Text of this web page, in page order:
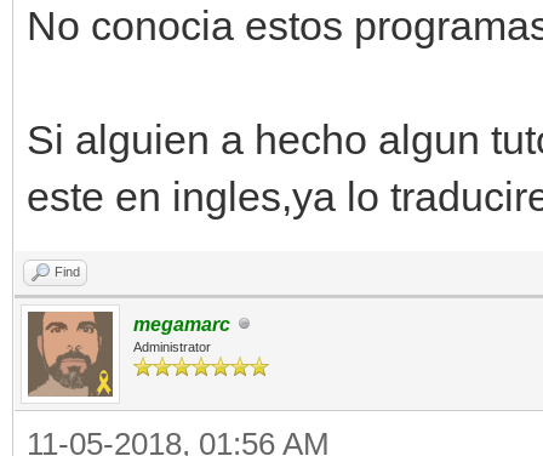
No conocia estos
Si alguien a hecho algun
este en ingles,ya lo
Find
megamarc
Administrator
11-05-2018, 01:56 AM